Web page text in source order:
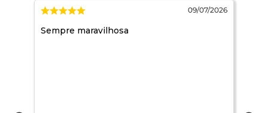
09/07/2026
Sempre maravilhosa